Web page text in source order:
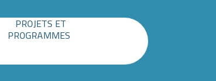
PROJETS ET
PROGRAMMES